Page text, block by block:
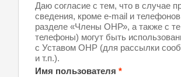
Даю согласие с тем, что в случае
сведения, кроме e-mail и
разделе «Члены ОНР», а также с
телефоны) могут быть
с Уставом ОНР (для рассылки
и т.п.).
Имя пользователя *